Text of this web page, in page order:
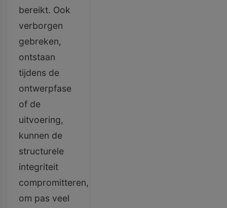
bereikt. Ook
verborgen
gebreken,
ontstaan
tijdens de
ontwerpfase
of de
uitvoering,
kunnen de
structurele
integriteit
compromitteren,
om pas veel